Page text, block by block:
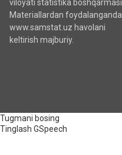
viloyati statistika boshqarmasi
Materiallardan foydalanganda
www.samstat.uz havolani
keltirish majburiy.
Tugmani bosing
Tinglash GSpeech